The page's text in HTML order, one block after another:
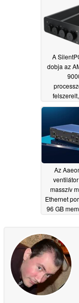
A
dobja az
ventilátor
Az
masszív
Ethernet
96 GB